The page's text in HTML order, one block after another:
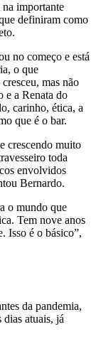
importante
definiram como
no começo e está
o que
mas não
e a Renata do
carinho, ética, a
que é o bar.
crescendo muito
toda
envolvidos
Bernardo.
o mundo que
Tem nove anos
Isso é o básico”,
da pandemia,
atuais, já